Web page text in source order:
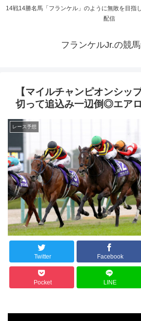
14戦14勝名馬「フランケル」のように無敗を目指
配信
フランケルJr.の競
【マイルチャンピオンシッ
切って追込み一辺倒◎エア
レース予想
Twitter Facebook
Pocket LINE